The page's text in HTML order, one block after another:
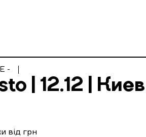
-
| 12.12 | Киев
від грн